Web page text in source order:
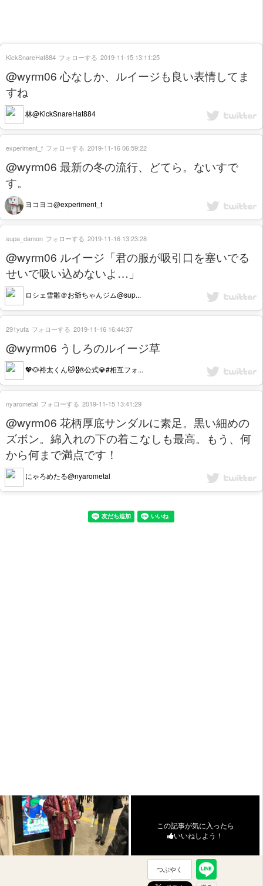
@wyrm06 心なしか、ルイージも良い表情してま
すね
林@KickSnareHat884
KickSnareHat884 フォローする 2019-11-15 13:11:25
@wyrm06 最新の冬の流行、どてら。ないすで
す。
ヨコヨコ@experiment_f
experiment_f フォローする 2019-11-16 06:59:22
@wyrm06 ルイージ「君の服が吸引口を塞いでる
せいで吸い込めないよ…」
ロシェ雪雛＠お爺ちゃんジム@sup...
supa_damon フォローする 2019-11-16 13:23:28
@wyrm06 うしろのルイージ草
💖🐶裕太くん🐱🎖®公式💎#相互フォ...
291yuta フォローする 2019-11-16 16:44:37
@wyrm06 花柄厚底サンダルに素足。黒い細めの
ズボン。綿入れの下の着こなしも最高。もう、何
から何まで満点です！
にゃろめたる@nyarometal
nyarometal フォローする 2019-11-15 13:41:29
この記事が気に入ったら
いいねしよう！
つぶやく